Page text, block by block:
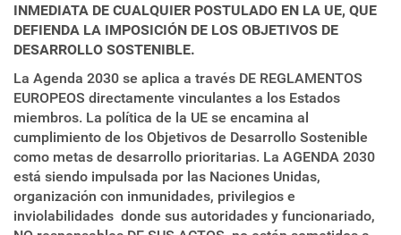
INMEDIATA DE CUALQUIER POSTULADO EN LA UE, QUE
DEFIENDA LA IMPOSICIÓN DE LOS OBJETIVOS DE
DESARROLLO SOSTENIBLE.
La Agenda 2030 se aplica a través DE REGLAMENTOS
EUROPEOS directamente vinculantes a los Estados
miembros. La política de la UE se encamina al
cumplimiento de los Objetivos de Desarrollo Sostenible
como metas de desarrollo prioritarias. La AGENDA 2030
está siendo impulsada por las Naciones Unidas,
organización con inmunidades, privilegios e
inviolabilidades donde sus autoridades y funcionariado,